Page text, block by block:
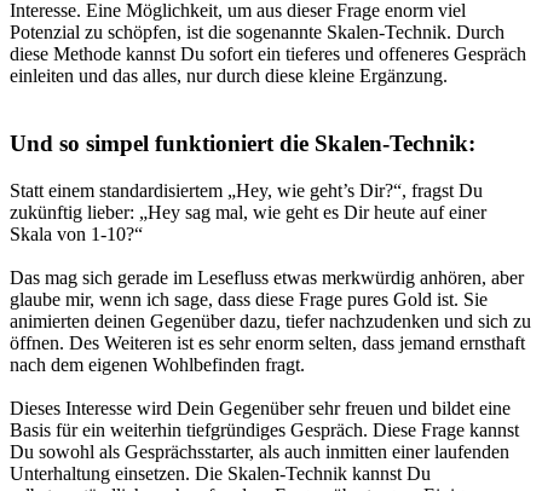
Interesse. Eine Möglichkeit, um aus dieser Frage enorm viel
Potenzial zu schöpfen, ist die sogenannte Skalen-Technik. Durch
diese Methode kannst Du sofort ein tieferes und offeneres Gespräch
einleiten und das alles, nur durch diese kleine Ergänzung.
Und so simpel funktioniert die Skalen-Technik:
Statt einem standardisiertem „Hey, wie geht’s Dir?“, fragst Du
zukünftig lieber: „Hey sag mal, wie geht es Dir heute auf einer
Skala von 1-10?“
Das mag sich gerade im Lesefluss etwas merkwürdig anhören, aber
glaube mir, wenn ich sage, dass diese Frage pures Gold ist. Sie
animierten deinen Gegenüber dazu, tiefer nachzudenken und sich zu
öffnen. Des Weiteren ist es sehr enorm selten, dass jemand ernsthaft
nach dem eigenen Wohlbefinden fragt.
Dieses Interesse wird Dein Gegenüber sehr freuen und bildet eine
Basis für ein weiterhin tiefgründiges Gespräch. Diese Frage kannst
Du sowohl als Gesprächsstarter, als auch inmitten einer laufenden
Unterhaltung einsetzen. Die Skalen-Technik kannst Du